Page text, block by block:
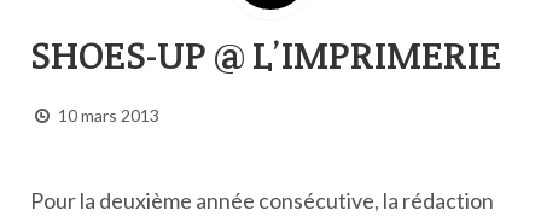
SHOES-UP @ L’IMPRIMERIE
10 mars 2013
Pour la deuxième année consécutive, la rédaction